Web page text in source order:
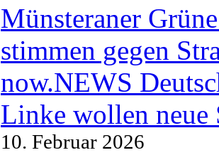
Münsteraner
stimmen gegen
now.NEWS
Linke wollen neue
10. Februar 2026